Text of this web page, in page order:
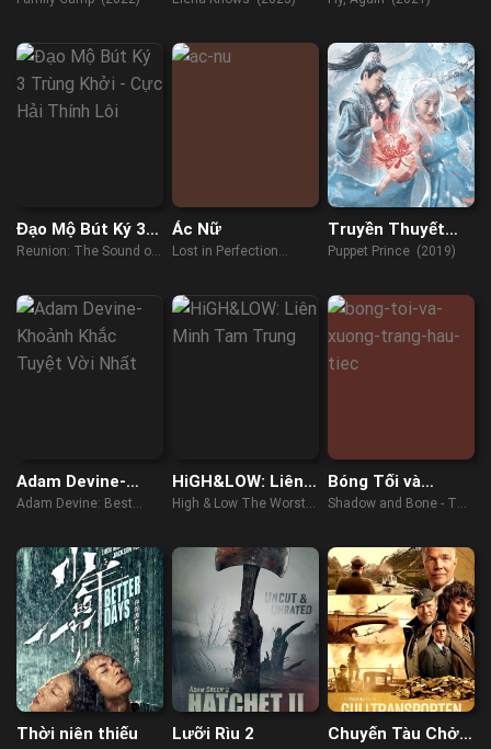
Đạo Mộ Bút Ký 3:
Trùng Khởi – Cực
Reunion: The Sound of
Ác Nữ
Lost in Perfection
Truyền Thuyết
Hình Nộm: Hoa Bỉ
Puppet Prince (2019)
Adam Devine-
Khoảnh Khắc
Adam Devine: Best
(2019)
HiGH&LOW: Liên
Minh Tam Trung
High & Low The Worst X
Bóng Tối và
Xương Trắng –
Shadow and Bone - The
Thời niên thiếu Lưỡi Rìu 2
Chuyến Tàu Chở